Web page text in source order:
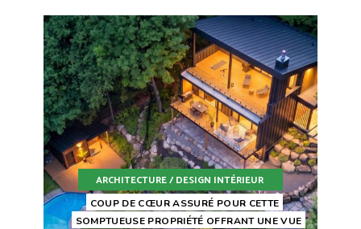
ARCHITECTURE / DESIGN INTÉRIEUR
COUP DE CŒUR ASSURÉ POUR CETTE
SOMPTUEUSE PROPRIÉTÉ OFFRANT UNE VUE